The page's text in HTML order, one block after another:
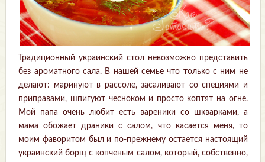
Традиционный украинский стол невозможно представить
без ароматного сала. В нашей семье что только с ним не
делают: маринуют в рассоле, засаливают со специями и
приправами, шпигуют чесноком и просто коптят на огне.
Мой папа очень любит есть вареники со шкварками, а
мама обожает драники с салом, что касается меня, то
моим фаворитом был и по-прежнему остается настоящий
украинский борщ с копченым салом, который, собственно,